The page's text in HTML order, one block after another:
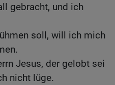
gebracht, und ich
soll, will ich mich
Jesus, der gelobt sei
nicht lüge.